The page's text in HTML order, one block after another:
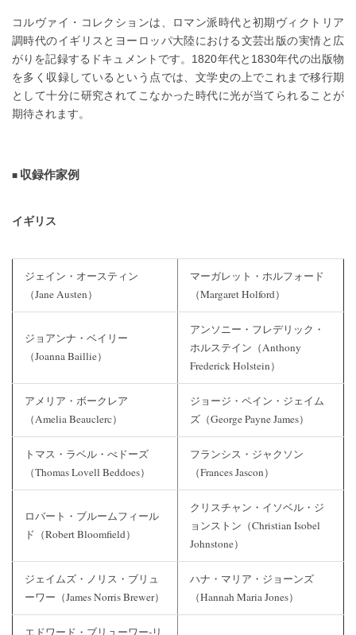
コルヴァイ・コレクションは、ロマン派時代と初期ヴィクトリア
調時代のイギリスとヨーロッパ大陸における文芸出版の実情と広
がりを記録するドキュメントです。1820年代と1830年代の出版物
を多く収録しているという点では、文学史の上でこれまで移行期
として十分に研究されてこなかった時代に光が当てられることが
期待されます。
収録作家例
イギリス
ジェイン・オースティン
（Jane Austen）
マーガレット・ホルフォード
（Margaret Holford）
ジョアンナ・ベイリー
（Joanna Baillie）
アンソニー・フレデリック・
ホルステイン（Anthony
Frederick Holstein）
アメリア・ボークレア
（Amelia Beauclerc）
ジョージ・ペイン・ジェイム
ズ（George Payne James）
トマス・ラベル・べドーズ
（Thomas Lovell Beddoes）
フランシス・ジャクソン
（Frances Jascon）
ロバート・ブルームフィール
ド（Robert Bloomfield）
クリスチャン・イソベル・ジ
ョンストン（Christian Isobel
Johnstone）
ジェイムズ・ノリス・ブリュ
ーワー（James Norris Brewer）
ハナ・マリア・ジョーンズ
（Hannah Maria Jones）
エドワード・ブリューワー-リ